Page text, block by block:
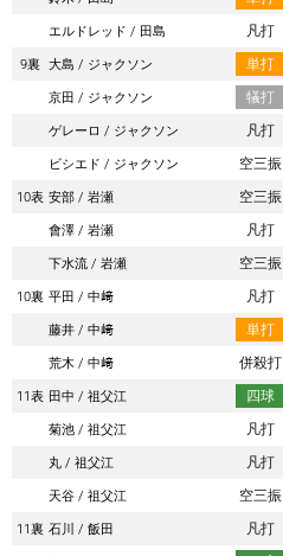
エルドレッド
田島 凡打
9裏 大島 ジャクソン 単打
京田
ジャクソン 犠打
ゲレーロ
ジャクソン 凡打
ビシエド
ジャクソン 空三振
10表 安部 岩瀬 空三振
會澤
岩瀬 凡打
下水流
岩瀬 空三振
10裏 平田 中﨑 凡打
藤井
中﨑 単打
荒木
中﨑 併殺打
11表 田中 祖父江 四球
菊池
祖父江 凡打
丸
祖父江 凡打
天谷
祖父江 空三振
11裏 石川 飯田 凡打